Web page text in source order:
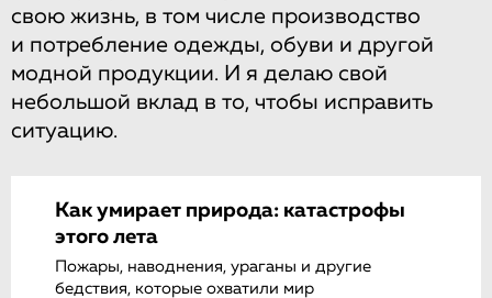
свою жизнь, в том числе производство
и потребление одежды, обуви и другой
модной продукции. И я делаю свой
небольшой вклад в то, чтобы исправить
ситуацию.
Как умирает природа: катастрофы
этого лета
Пожары, наводнения, ураганы и другие
бедствия, которые охватили мир